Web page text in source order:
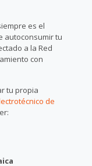
es el
autoconsumir tu
a la Red
con
tu propia
de